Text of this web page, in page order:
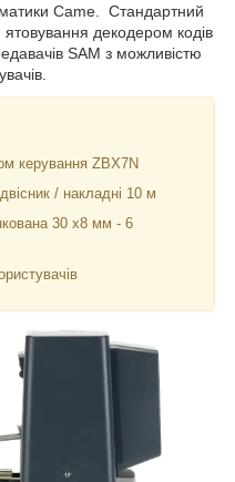
Came. Стандартний
декодером кодів
SAM з можливістю
керування ZBX7N
/ накладні 10 м
30 х8 мм - 6